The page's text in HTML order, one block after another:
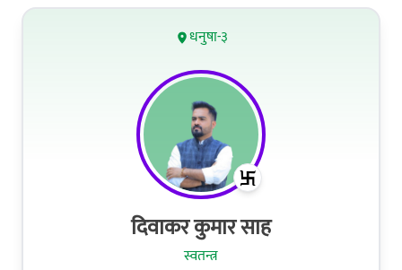
धनुषा-३
दिवाकर कुमार साह
स्वतन्त्र